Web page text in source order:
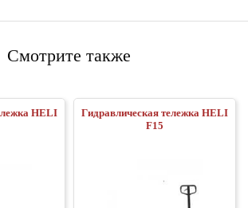
Смотрите также
HELI
Гидравлическая тележка HELI
F15